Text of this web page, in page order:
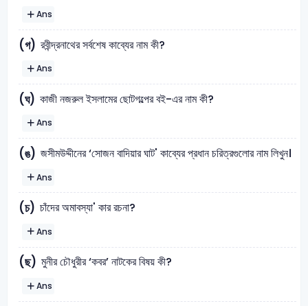
Ans
(গ) রবীন্দ্রনাথের সর্বশেষ কাব্যের নাম কী?
Ans
(ঘ) কাজী নজরুল ইসলামের ছােটগল্পের বই-এর নাম কী?
Ans
(ঙ) জসীমউদ্দীনের ‘সােজন বাদিয়ার ঘাট' কাব্যের প্রধান চরিত্রগুলাের নাম লিখুন।
Ans
(চ) চাঁদের অমাবস্যা' কার রচনা?
Ans
(ছ) মুনীর চৌধুরীর ‘কবর’ নাটকের বিষয় কী?
Ans